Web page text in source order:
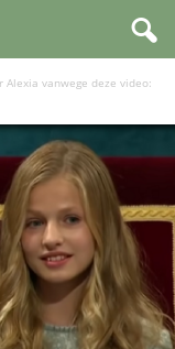
vanwege deze video: